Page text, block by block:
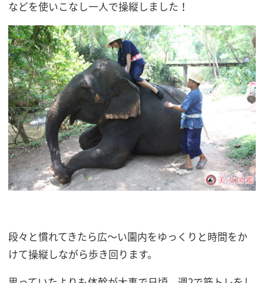
などを使いこなし一人で操縦しました！
段々と慣れてきたら広～い園内をゆっくりと時間をか
けて操縦しながら歩き回ります。